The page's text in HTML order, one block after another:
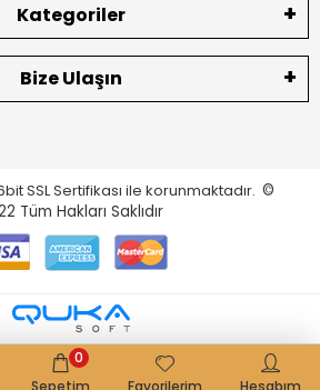
Kategoriler
Bize Ulaşın
SSL Sertifikası ile korunmaktadır. ©
Tüm Hakları Saklıdır
Sepetim
0
Favorilerim
Hesabım